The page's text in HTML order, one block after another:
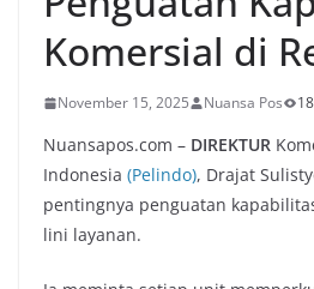
Komersial di
November 15, 2025 Nuansa Pos
Nuansapos.com – DIREKTUR
Indonesia (Pelindo), Drajat
pentingnya penguatan
lini layanan.